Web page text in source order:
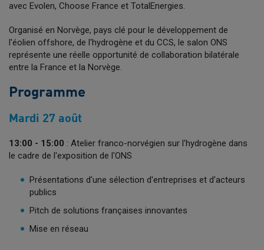
avec Evolen, Choose France et TotalEnergies.
Organisé en Norvège, pays clé pour le développement de
l'éolien offshore, de l'hydrogène et du CCS, le salon ONS
représente une réelle opportunité de collaboration bilatérale
entre la France et la Norvège.
Programme
Mardi 27 août
13:00 - 15:00 : Atelier franco-norvégien sur l'hydrogène dans
le cadre de l'exposition de l'ONS
Présentations d'une sélection d'entreprises et d'acteurs
publics
Pitch de solutions françaises innovantes
Mise en réseau